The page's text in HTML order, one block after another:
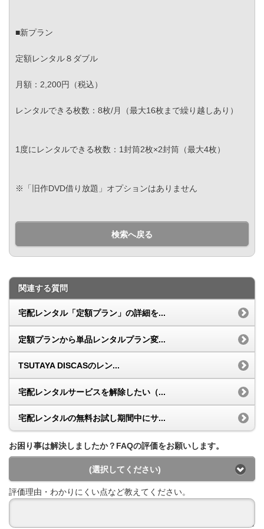
■新プラン
定額レンタル８ダブル
月額：2,200円（税込）
レンタルできる枚数：8枚/月（最大16枚まで繰り越しあり）
1度にレンタルできる枚数：1封筒2枚×2封筒（最大4枚）
※「旧作DVD借り放題」オプションはありません
検索へ戻る
関連する質問
宅配レンタル「定額プラン」の詳細を...
定額プランから単品レンタルプラン変...
TSUTAYA DISCASのレン...
宅配レンタルサービスを解除したい（...
宅配レンタルの無料お試し期間中にサ...
お困り事は解決しましたか？FAQの評価をお願いします。
(選択してください)
評価理由・わかりにくい点など教えてください。